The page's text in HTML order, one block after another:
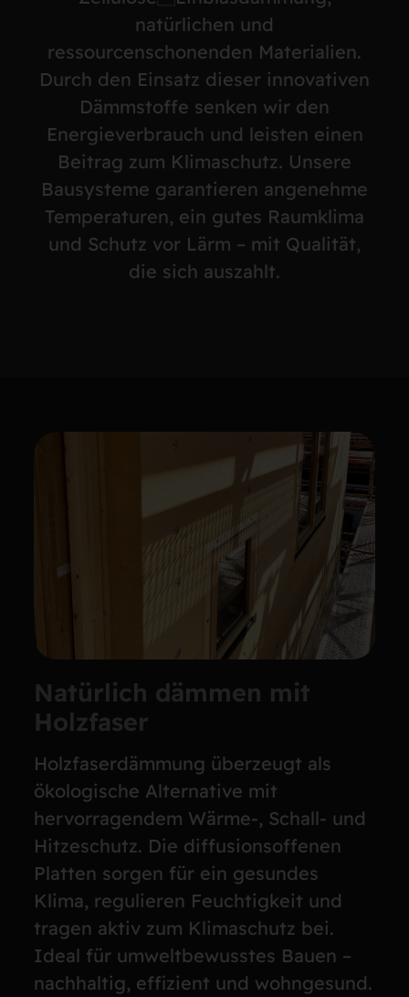
natürlichen und
ressourcenschonenden Materialien.
Durch den Einsatz dieser innovativen
Dämmstoffe senken wir den
Energieverbrauch und leisten einen
Beitrag zum Klimaschutz. Unsere
Bausysteme garantieren angenehme
Temperaturen, ein gutes Raumklima
und Schutz vor Lärm – mit Qualität,
die sich auszahlt.
Natürlich dämmen mit
Holzfaser
Holzfaserdämmung überzeugt als
ökologische Alternative mit
hervorragendem Wärme-, Schall- und
Hitzeschutz. Die diffusionsoffenen
Platten sorgen für ein gesundes
Klima, regulieren Feuchtigkeit und
tragen aktiv zum Klimaschutz bei.
Ideal für umweltbewusstes Bauen –
nachhaltig, effizient und wohngesund.